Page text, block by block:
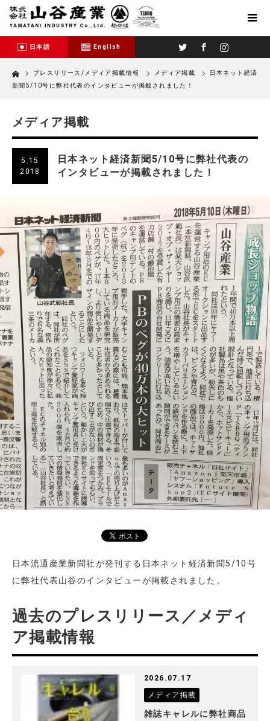
日本語 English
Home プレスリリース/メディア掲載情報 メディア掲載
日本ネット経済
新聞5/10号に弊社代表のインタビューが掲載されました！
メディア掲載
5.15
2018
日本ネット経済新聞5/10号に弊社代表の
インタビューが掲載されました！
日本流通産業新聞社が発刊する日本ネット経済新聞5/10号
に弊社代表山谷のインタビューが掲載されました。
過去のプレスリリース／メディ
ア掲載情報
2026.07.17
メディア掲載
雑誌キャレルに弊社商品